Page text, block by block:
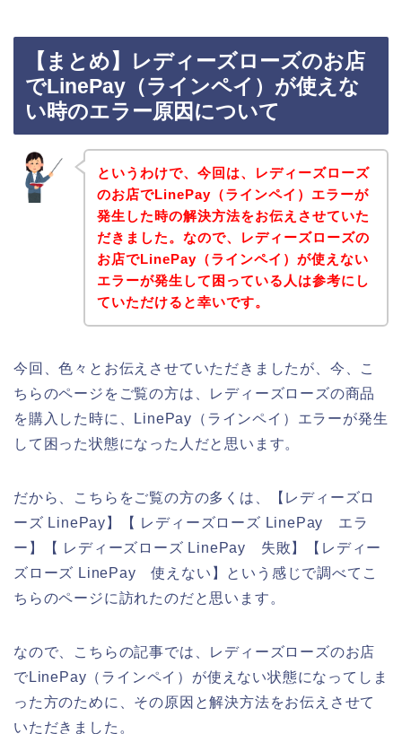
【まとめ】レディーズローズのお店
でLinePay（ラインペイ）が使えな
い時のエラー原因について
というわけで、今回は、レディーズローズ
のお店でLinePay（ラインペイ）エラーが
発生した時の解決方法をお伝えさせていた
だきました。なので、レディーズローズの
お店でLinePay（ラインペイ）が使えない
エラーが発生して困っている人は参考にし
ていただけると幸いです。
今回、色々とお伝えさせていただきましたが、今、こ
ちらのページをご覧の方は、レディーズローズの商品
を購入した時に、LinePay（ラインペイ）エラーが発生
して困った状態になった人だと思います。
だから、こちらをご覧の方の多くは、【レディーズロ
ーズ LinePay】【 レディーズローズ LinePay エラ
ー】【 レディーズローズ LinePay 失敗】【レディー
ズローズ LinePay 使えない】という感じで調べてこ
ちらのページに訪れたのだと思います。
なので、こちらの記事では、レディーズローズのお店
でLinePay（ラインペイ）が使えない状態になってしま
った方のために、その原因と解決方法をお伝えさせて
いただきました。